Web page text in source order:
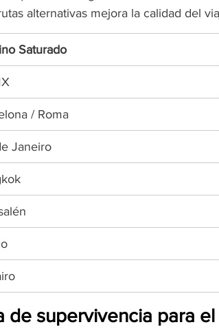
alternativas mejora la calidad del
Saturado
/ Roma
Janeiro
de supervivencia para